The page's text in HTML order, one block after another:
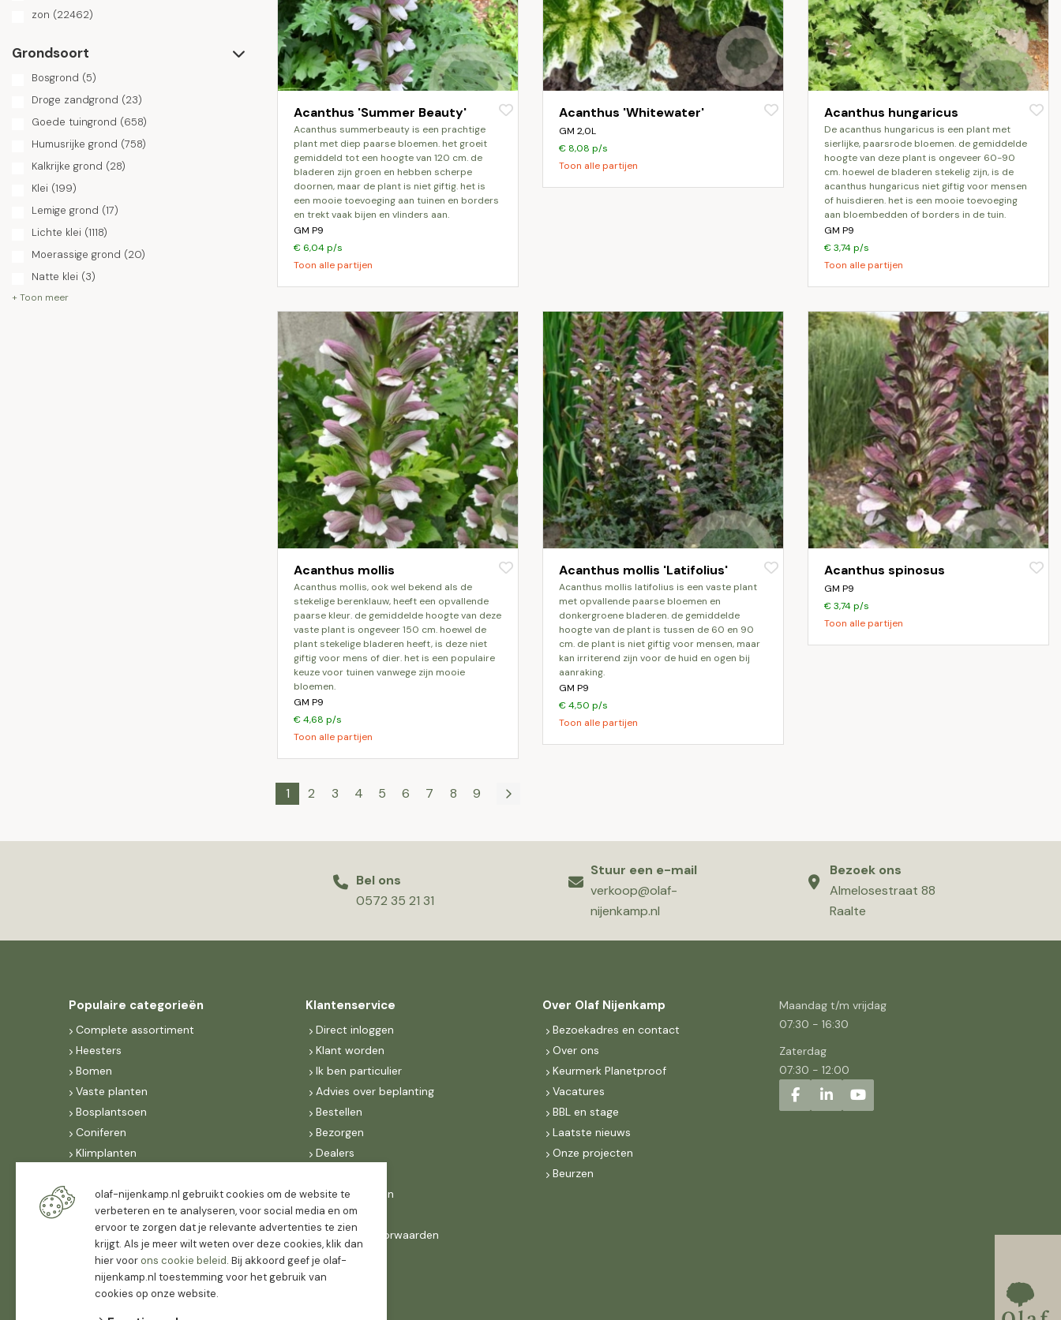
zon (22462)
Grondsoort
Bosgrond (5)
Droge zandgrond (23)
Goede tuingrond (658)
Humusrijke grond (758)
Kalkrijke grond (28)
Klei (199)
Lemige grond (17)
Lichte klei (1118)
Moerassige grond (20)
Natte klei (3)
+ Toon meer
Acanthus 'Summer Beauty'
acanthus summerbeauty is een prachtige
plant met diep paarse bloemen. het groeit
gemiddeld tot een hoogte van 120 cm. de
bladeren zijn groen en hebben scherpe
doornen, maar de plant is niet giftig. het is
een mooie toevoeging aan tuinen en borders
en trekt vaak bijen en vlinders aan.
GM P9
€ 6,04 p/s
Toon alle partijen
Acanthus 'Whitewater'
GM 2,0L
€ 8,08 p/s
Toon alle partijen
Acanthus hungaricus
de acanthus hungaricus is een plant met
sierlijke, paarsrode bloemen. de gemiddelde
hoogte van deze plant is ongeveer 60-90
cm. hoewel de bladeren stekelig zijn, is de
acanthus hungaricus niet giftig voor mensen
of huisdieren. het is een mooie toevoeging
aan bloembedden of borders in de tuin.
GM P9
€ 3,74 p/s
Toon alle partijen
Acanthus mollis
acanthus mollis, ook wel bekend als de
stekelige berenklauw, heeft een opvallende
paarse kleur. de gemiddelde hoogte van deze
vaste plant is ongeveer 150 cm. hoewel de
plant stekelige bladeren heeft, is deze niet
giftig voor mens of dier. het is een populaire
keuze voor tuinen vanwege zijn mooie
bloemen.
GM P9
€ 4,68 p/s
Toon alle partijen
Acanthus mollis 'Latifolius'
acanthus mollis latifolius is een vaste plant
met opvallende paarse bloemen en
donkergroene bladeren. de gemiddelde
hoogte van de plant is tussen de 60 en 90
cm. de plant is niet giftig voor mensen, maar
kan irriterend zijn voor de huid en ogen bij
aanraking.
GM P9
€ 4,50 p/s
Toon alle partijen
Acanthus spinosus
GM P9
€ 3,74 p/s
Toon alle partijen
1 2 3 4 5 6 7 8 9
Bel ons
0572 35 21 31
Stuur een e-mail
verkoop@olaf-
nijenkamp.nl
Bezoek ons
Almelosestraat 88
Raalte
Populaire categorieën
Complete assortiment
Heesters
Bomen
Vaste planten
Bosplantsoen
Coniferen
Klimplanten
Dak, lei- & vormbomen
Dealers
Klantenservice
Direct inloggen
Klant worden
Ik ben particulier
Advies over beplanting
Bestellen
Bezorgen
Dealers
IncoNed Groen
FAQ
Algemene voorwaarden
Over Olaf Nijenkamp
Bezoekadres en contact
Over ons
Keurmerk Planetproof
Vacatures
BBL en stage
Laatste nieuws
Onze projecten
Beurzen
Maandag t/m vrijdag
07:30 - 16:30
Zaterdag
07:30 - 12:00
olaf-nijenkamp.nl gebruikt cookies om de website te
verbeteren en te analyseren, voor social media en om
ervoor te zorgen dat je relevante advertenties te zien
krijgt. Als je meer wilt weten over deze cookies, klik dan
hier voorons cookie beleid. Bij akkoord geef je olaf-
nijenkamp.nl toestemming voor het gebruik van
cookies op onze website.